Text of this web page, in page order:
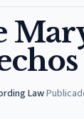
Law·